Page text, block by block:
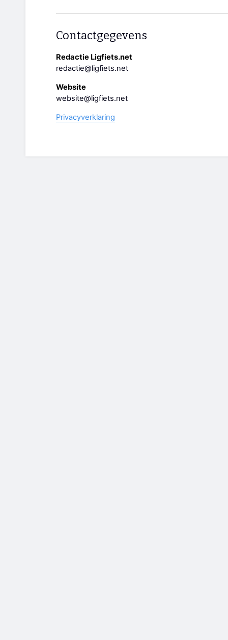
Contactgegevens
Redactie Ligfiets.net
redactie@ligfiets.net
Website
website@ligfiets.net
Privacyverklaring